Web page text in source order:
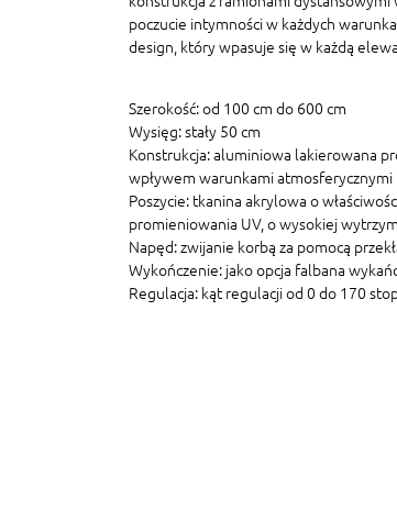
poczucie intymności w każdych
design, który wpasuje się w każdą
Szerokość: od 100 cm do 600 cm
Wysięg: stały 50 cm
Konstrukcja: aluminiowa lakierowana
wpływem warunkami atmosferycznymi
Poszycie: tkanina akrylowa o
promieniowania UV, o wysokiej
Napęd: zwijanie korbą za pomocą
Wykończenie: jako opcja falbana
Regulacja: kąt regulacji od 0 do 170